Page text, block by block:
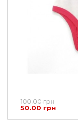
100.00 грн
50.00 грн